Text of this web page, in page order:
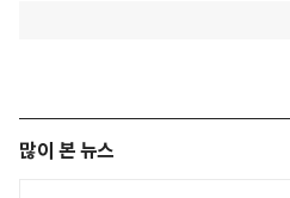
많이 본 뉴스